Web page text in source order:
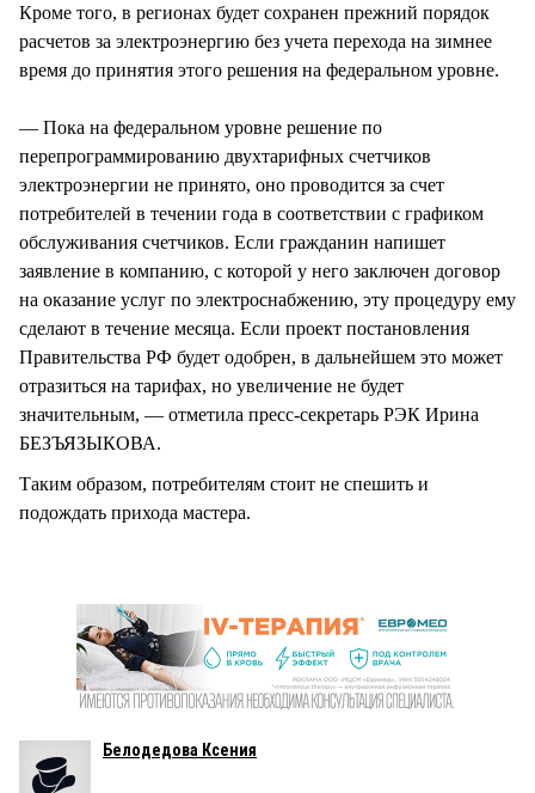
Кроме того, в регионах будет сохранен прежний порядок
расчетов за электроэнергию без учета перехода на зимнее
время до принятия этого решения на федеральном уровне.
— Пока на федеральном уровне решение по
перепрограммированию двухтарифных счетчиков
электроэнергии не принято, оно проводится за счет
потребителей в течении года в соответствии с графиком
обслуживания счетчиков. Если гражданин напишет
заявление в компанию, с которой у него заключен договор
на оказание услуг по электроснабжению, эту процедуру ему
сделают в течение месяца. Если проект постановления
Правительства РФ будет одобрен, в дальнейшем это может
отразиться на тарифах, но увеличение не будет
значительным, — отметила пресс-секретарь РЭК Ирина
БЕЗЪЯЗЫКОВА.
Таким образом, потребителям стоит не спешить и
подождать прихода мастера.
Белодедова Ксения